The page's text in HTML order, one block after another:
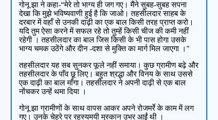
गोनू झा ने कहा-“मेरे तो भाग्य ही जग गए। मैंने सुबह-सुबह सपना
देखा कि मुझे भविष्यवाणी हुई है कि जाओ। तहसीलदार साहब के
दरबार में वहाँ से उनकी दाढ़ी का एक बाल किसी तरह प्राप्त करो।
यदि तुम ऐसा करने में सफल रहे तो तुम्हें किसी चीज की कमी नहीं
रहेगी । तहसीलदार का बाल जिस किसी के भी पास होगा उसके
भाग्य चमक उठेंगे और दीन -दशा से मुक्ति का मार्ग मिल जाएगा ।"
तहसीलदार यह सब सुनकर फूले नहीं समाया। कुछ ग्रामीण बढ़े और
तहसीलदार के पाँव छू लिए। बहुत श्रद्धा और विनय के साथ उससे
एक दाढ़ी का बाल माँगा। तहसीलदार ने अपनी दाढ़ी से एक बाल
नोंचकर उन्हें थमा दिया ।
गोनू झा ग्रामीणों के साथ वापस आकर अपने रोजमर्रे के काम में लग
गए। उनके चेहरे पर रहस्यमयी मुस्कान उभर आईं थी ।